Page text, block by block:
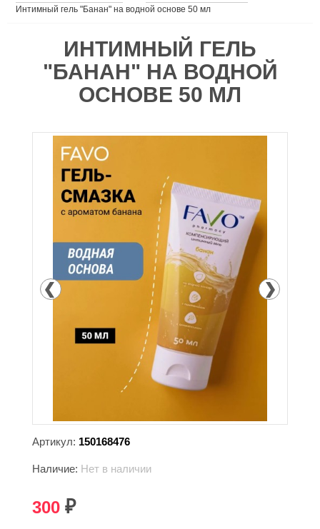
Интимный гель "Банан" на водной основе 50 мл
ИНТИМНЫЙ ГЕЛЬ
"БАНАН" НА ВОДНОЙ
ОСНОВЕ 50 МЛ
Артикул: 150168476
Наличие: Нет в наличии
300 ₽